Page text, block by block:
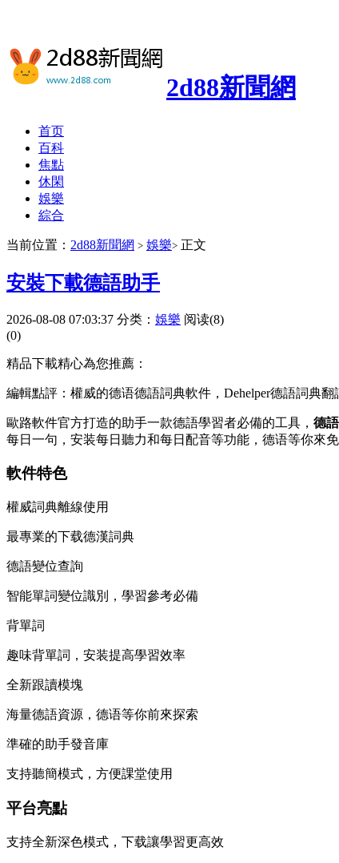
2d88新聞網
首页
百科
焦點
休閑
娛樂
綜合
当前位置： 2d88新聞網 > 娛樂> 正文
安裝下載德語助手
2026-08-08 07:03:37 分类： 娛樂 阅读(8)
(0)
精品下載精心為您推薦：
編輯點評：權威的德语德語詞典軟件，Dehelper德語詞典翻
歐路軟件官方打造的助手一款德語學習者必備的工具， 德
每日一句，安装每日聽力和每日配音等功能，德语等你來
軟件特色
權威詞典離線使用
最專業的下载德漢詞典
德語變位查詢
智能單詞變位識別，學習參考必備
背單詞
趣味背單詞，安装提高學習效率
全新跟讀模塊
海量德語資源，德语等你前來探索
準確的助手發音庫
支持聽簡模式，方便課堂使用
平台亮點
支持全新深色模式，下载讓學習更高效